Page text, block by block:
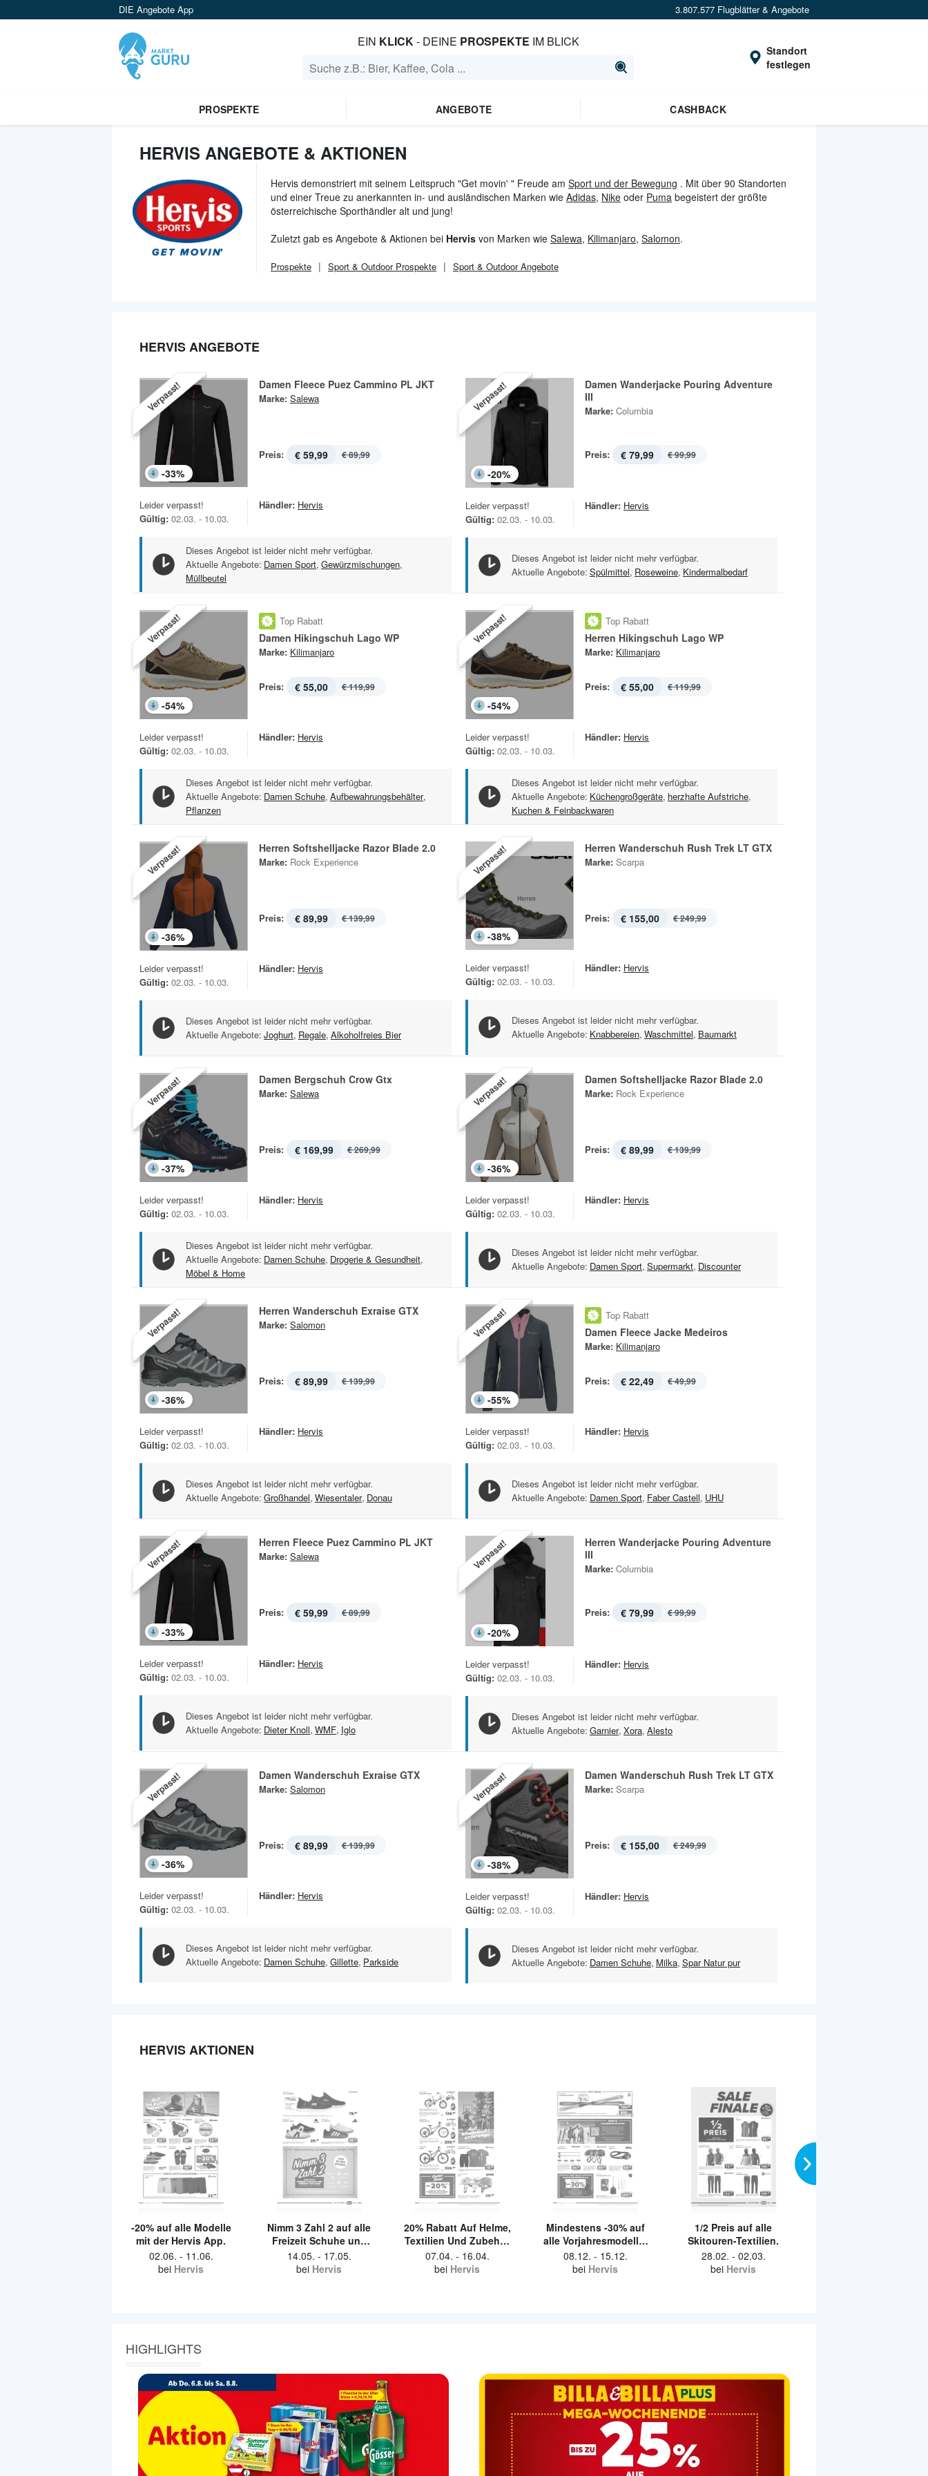
DIE Angebote App 3.807.577 Flugblätter & Angebote
EIN KLICK- DEINE PROSPEKTE IM BLICK
Standort
festlegen
PROSPEKTE ANGEBOTE CASHBACK
HERVIS ANGEBOTE & AKTIONEN
Hervis demonstriert mit seinem Leitspruch "Get movin' " Freude am Sport und der Bewegung . Mit über 90 Standorten
und einer Treue zu anerkannten in- und ausländischen Marken wie Adidas, Nike oder Puma begeistert der größte
österreichische Sporthändler alt und jung!
Zuletzt gab es Angebote & Aktionen bei Hervis von Marken wie Salewa, Kilimanjaro, Salomon.
Prospekte Sport & OutdoorProspekte Sport & OutdoorAngebote
HERVIS ANGEBOTE
Verpasst!
-33%
Damen Fleece Puez Cammino PL JKT
Marke: Salewa
Preis: € 59,99 € 89,99
Leider verpasst!
Gültig: 02.03. - 10.03.
Händler: Hervis
Dieses Angebot ist leider nicht mehr verfügbar.
Aktuelle Angebote: Damen Sport, Gewürzmischungen,
Müllbeutel
Verpasst!
-20%
Damen Wanderjacke Pouring Adventure
III
Marke: Columbia
Preis: € 79,99 € 99,99
Leider verpasst!
Gültig: 02.03. - 10.03.
Händler: Hervis
Dieses Angebot ist leider nicht mehr verfügbar.
Aktuelle Angebote: Spülmittel, Roseweine, Kindermalbedarf
Verpasst!
-54%
Top Rabatt
Damen Hikingschuh Lago WP
Marke: Kilimanjaro
Preis: € 55,00 € 119,99
Leider verpasst!
Gültig: 02.03. - 10.03.
Händler: Hervis
Dieses Angebot ist leider nicht mehr verfügbar.
Aktuelle Angebote: Damen Schuhe, Aufbewahrungsbehälter,
Pflanzen
Verpasst!
-54%
Top Rabatt
Herren Hikingschuh Lago WP
Marke: Kilimanjaro
Preis: € 55,00 € 119,99
Leider verpasst!
Gültig: 02.03. - 10.03.
Händler: Hervis
Dieses Angebot ist leider nicht mehr verfügbar.
Aktuelle Angebote: Küchengroßgeräte, herzhafte Aufstriche,
Kuchen & Feinbackwaren
Verpasst!
-36%
Herren Softshelljacke Razor Blade 2.0
Marke: Rock Experience
Preis: € 89,99 € 139,99
Leider verpasst!
Gültig: 02.03. - 10.03.
Händler: Hervis
Dieses Angebot ist leider nicht mehr verfügbar.
Aktuelle Angebote: Joghurt, Regale, Alkoholfreies Bier
Verpasst!
-38%
Herren Wanderschuh Rush Trek LT GTX
Marke: Scarpa
Preis: € 155,00 € 249,99
Leider verpasst!
Gültig: 02.03. - 10.03.
Händler: Hervis
Dieses Angebot ist leider nicht mehr verfügbar.
Aktuelle Angebote: Knabbereien, Waschmittel, Baumarkt
Verpasst!
-37%
Damen Bergschuh Crow Gtx
Marke: Salewa
Preis: € 169,99 € 269,99
Leider verpasst!
Gültig: 02.03. - 10.03.
Händler: Hervis
Dieses Angebot ist leider nicht mehr verfügbar.
Aktuelle Angebote: Damen Schuhe, Drogerie & Gesundheit,
Möbel & Home
Verpasst!
-36%
Damen Softshelljacke Razor Blade 2.0
Marke: Rock Experience
Preis: € 89,99 € 139,99
Leider verpasst!
Gültig: 02.03. - 10.03.
Händler: Hervis
Dieses Angebot ist leider nicht mehr verfügbar.
Aktuelle Angebote: Damen Sport, Supermarkt, Discounter
Verpasst!
-36%
Herren Wanderschuh Exraise GTX
Marke: Salomon
Preis: € 89,99 € 139,99
Leider verpasst!
Gültig: 02.03. - 10.03.
Händler: Hervis
Dieses Angebot ist leider nicht mehr verfügbar.
Aktuelle Angebote: Großhandel, Wiesentaler, Donau
Verpasst!
-55%
Top Rabatt
Damen Fleece Jacke Medeiros
Marke: Kilimanjaro
Preis: € 22,49 € 49,99
Leider verpasst!
Gültig: 02.03. - 10.03.
Händler: Hervis
Dieses Angebot ist leider nicht mehr verfügbar.
Aktuelle Angebote: Damen Sport, Faber Castell, UHU
Verpasst!
-33%
Herren Fleece Puez Cammino PL JKT
Marke: Salewa
Preis: € 59,99 € 89,99
Leider verpasst!
Gültig: 02.03. - 10.03.
Händler: Hervis
Dieses Angebot ist leider nicht mehr verfügbar.
Aktuelle Angebote: Dieter Knoll, WMF, Iglo
Verpasst!
-20%
Herren Wanderjacke Pouring Adventure
III
Marke: Columbia
Preis: € 79,99 € 99,99
Leider verpasst!
Gültig: 02.03. - 10.03.
Händler: Hervis
Dieses Angebot ist leider nicht mehr verfügbar.
Aktuelle Angebote: Garnier, Xora, Alesto
Verpasst!
-36%
Damen Wanderschuh Exraise GTX
Marke: Salomon
Preis: € 89,99 € 139,99
Leider verpasst!
Gültig: 02.03. - 10.03.
Händler: Hervis
Dieses Angebot ist leider nicht mehr verfügbar.
Aktuelle Angebote: Damen Schuhe, Gillette, Parkside
Verpasst!
-38%
Damen Wanderschuh Rush Trek LT GTX
Marke: Scarpa
Preis: € 155,00 € 249,99
Leider verpasst!
Gültig: 02.03. - 10.03.
Händler: Hervis
Dieses Angebot ist leider nicht mehr verfügbar.
Aktuelle Angebote: Damen Schuhe, Milka, Spar Natur pur
HERVIS AKTIONEN
-20% auf alle Modelle
mit der Hervis App.
02.06. - 11.06.
bei Hervis
Nimm 3 Zahl 2 auf alle
Freizeit Schuhe und
Freizeit Textilien.
14.05. - 17.05.
bei Hervis
20% Rabatt Auf Helme,
Textilien Und Zubehör
Beim Kauf Eines Bikes.
07.04. - 16.04.
bei Hervis
Mindestens -30% auf
alle Vorjahresmodelle.
Touren Ski, Touren Ski
Schuhe, Touren
08.12. - 15.12.
bei Hervis
1/2 Preis auf alle
Skitouren-Textilien.
28.02. - 02.03.
bei Hervis
HIGHLIGHTS